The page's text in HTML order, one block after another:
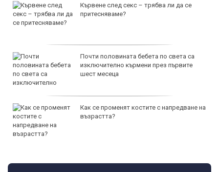
Кървене след секс – трябва ли да се
притесняваме?
Почти половината бебета по света са
изключително кърмени през първите
шест месеца
Как се променят костите с напредване на
възрастта?